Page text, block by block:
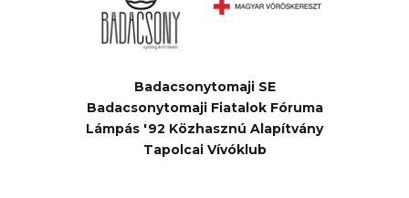
Badacsonytomaji SE
Badacsonytomaji Fiatalok Fóruma
Lámpás '92 Közhasznú Alapítvány
Tapolcai Vívóklub